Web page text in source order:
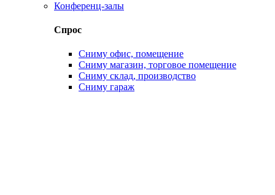
Конференц-залы
Спрос
Сниму офис, помещение
Сниму магазин, торговое помещение
Сниму склад, производство
Сниму гараж